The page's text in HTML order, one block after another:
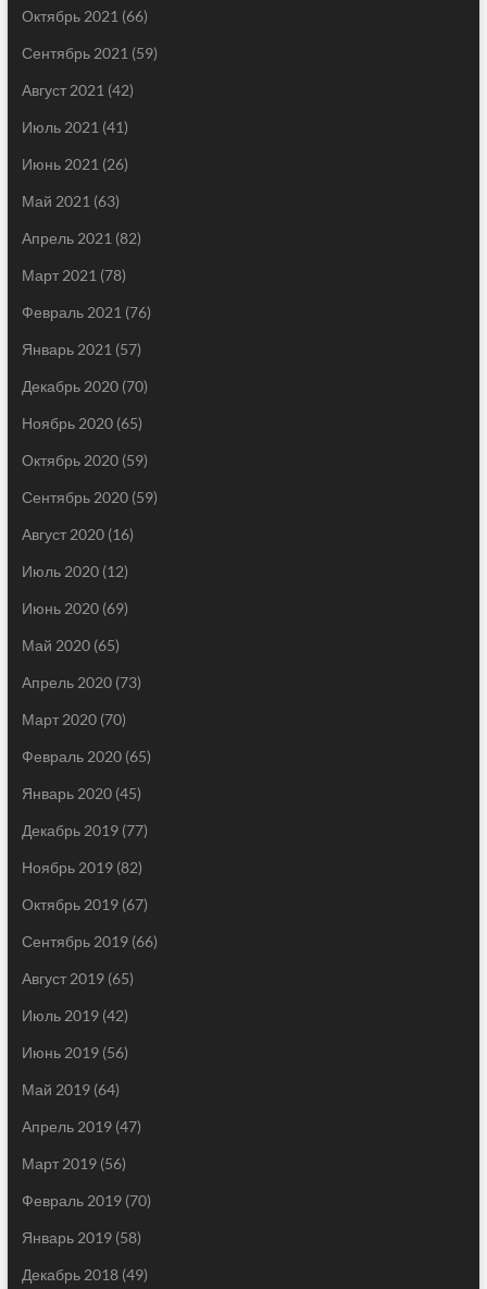
Октябрь 2021 (66)
Сентябрь 2021 (59)
Август 2021 (42)
Июль 2021 (41)
Июнь 2021 (26)
Май 2021 (63)
Апрель 2021 (82)
Март 2021 (78)
Февраль 2021 (76)
Январь 2021 (57)
Декабрь 2020(70)
Ноябрь 2020(65)
Октябрь 2020(59)
Сентябрь 2020(59)
Август 2020(16)
Июль 2020(12)
Июнь 2020(69)
Май 2020(65)
Апрель 2020(73)
Март 2020(70)
Февраль 2020(65)
Январь 2020(45)
Декабрь 2019(77)
Ноябрь 2019(82)
Октябрь 2019(67)
Сентябрь 2019(66)
Август 2019(65)
Июль 2019(42)
Июнь 2019(56)
Май 2019(64)
Апрель 2019(47)
Март 2019(56)
Февраль 2019(70)
Январь 2019(58)
Декабрь 2018(49)